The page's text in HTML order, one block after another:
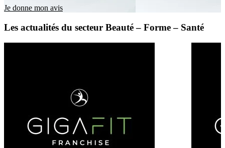
Je donne mon avis
Les actualités du secteur Beauté – Forme – Santé